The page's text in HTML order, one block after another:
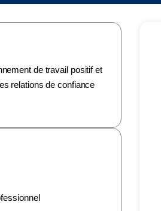
de travail positif et
relations de confiance